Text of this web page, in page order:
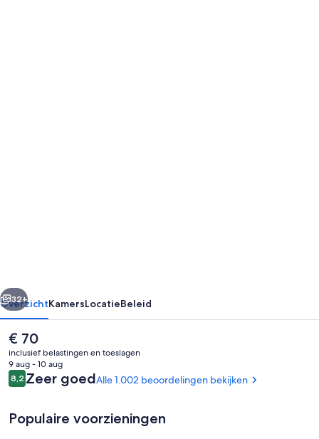
Volgende
32+
OverzichtKamersLocatieBeleid
De
huidige
prijs
is
€ 70
€ 70
inclusief belastingen en toeslagen
9 aug - 10 aug
Beoordelingen
8,28,2 op 10 –
Zeer goedAlle 1.002 beoordelingen bekijken
Populaire voorzieningen